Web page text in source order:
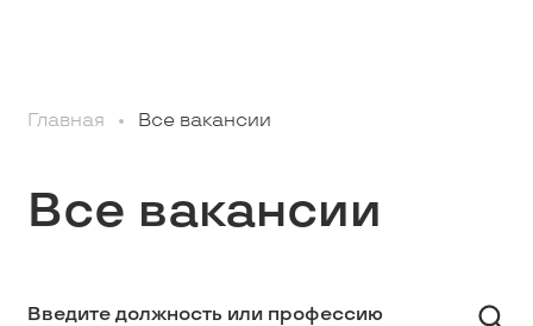
Студентам
Школьникам
Главная Все вакансии
Все вакансии